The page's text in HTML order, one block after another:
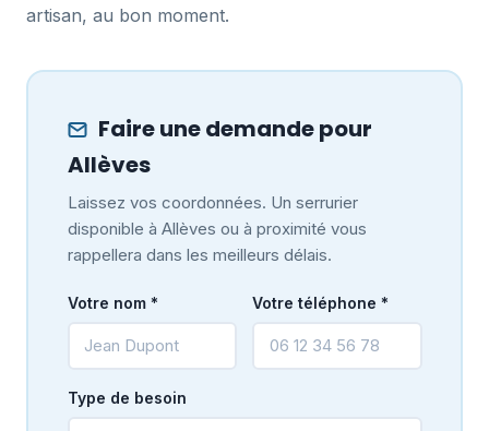
artisan, au bon moment.
Faire une demande pour
Allèves
Laissez vos coordonnées. Un serrurier
disponible à Allèves ou à proximité vous
rappellera dans les meilleurs délais.
Votre nom * Votre téléphone *
Type de besoin